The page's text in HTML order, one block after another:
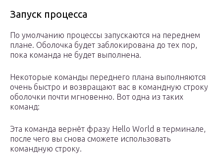
Запуск процесса
По умолчанию процессы запускаются на переднем
плане. Оболочка будет заблокирована до тех пор,
пока команда не будет выполнена.
Некоторые команды переднего плана выполняются
очень быстро и возвращают вас в командную строку
оболочки почти мгновенно. Вот одна из таких
команд:
Эта команда вернёт фразу Hello World в терминале,
после чего вы снова сможете использовать
командную строку.